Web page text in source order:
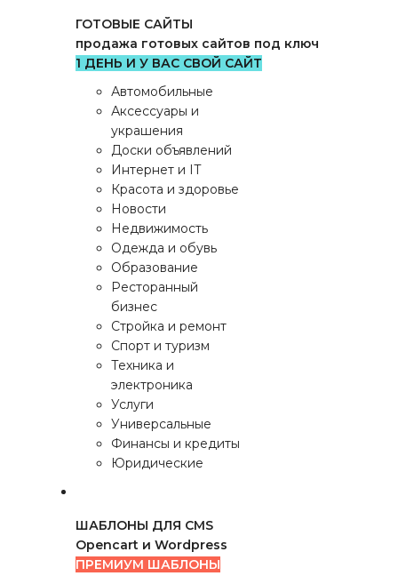
ГОТОВЫЕ САЙТЫ
продажа готовых сайтов под ключ
1 ДЕНЬ И У ВАС СВОЙ САЙТ
Автомобильные
Аксессуары и
украшения
Доски объявлений
Интернет и IT
Красота и здоровье
Новости
Недвижимость
Одежда и обувь
Образование
Ресторанный
бизнес
Стройка и ремонт
Спорт и туризм
Техника и
электроника
Услуги
Универсальные
Финансы и кредиты
Юридические
ШАБЛОНЫ ДЛЯ CMS
Opencart и Wordpress
ПРЕМИУМ ШАБЛОНЫ